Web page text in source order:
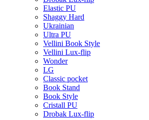
Elastic PU
Shaggy Hard
Ukrainian
Ultra PU
Vellini Book Style
Vellini Lux-flip
Wonder
LG
Classic pocket
Book Stand
Book Style
Cristall PU
Drobak Lux-flip